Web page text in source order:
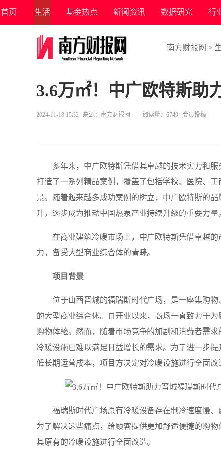
首页 生活 基金热点 新闻资讯 数据研究 行
南方财报网 >
3.6万㎡！中广欧特斯助
2024-11-18 15:32 来源： 南方财报网 阅读量：6749 会员投稿
多年来，中广欧特斯凭借其卓越的技术实力和服
打造了一系列精品案例，覆盖了包括学校、医院、工
景。随着越来越多成功案例的树立，中广欧特斯的品
升，逐步成为推动中国热泵产业持续升级的重要力量
在商业建筑冷暖市场上，中广欧特斯凭借卓越的
力，备受大型商业综合体的青睐。
项目背景
位于山西晋城的福瑞斯时代广场，是一座集购物
的大型商业综合体。自开业以来，商场一直致力于为
购物体验。然而，随着市场竞争的加剧和消费者需求
冷暖设施已难以满足日益增长的需求。为了进一步提
低长期运营成本，项目方决定对冷暖设施进行全面改
福瑞斯时代广场原有冷暖设备存在制冷速度慢、
为了解决这些痛点，给顾客提供更加舒适便捷的购物
其原有的冷暖设施进行全面改造。